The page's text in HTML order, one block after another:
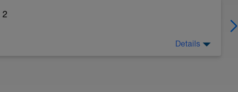
2
Details